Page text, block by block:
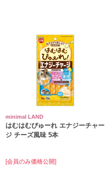
minimal LAND
はむはむぴゅーれ エナジーチャー
ジ チーズ風味 5本
[会員のみ価格公開]